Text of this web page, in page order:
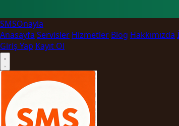
SMSOnayla
Anasayfa Servisler Hizmetler Blog Hakkımızda
Giriş Yap Kayıt Ol